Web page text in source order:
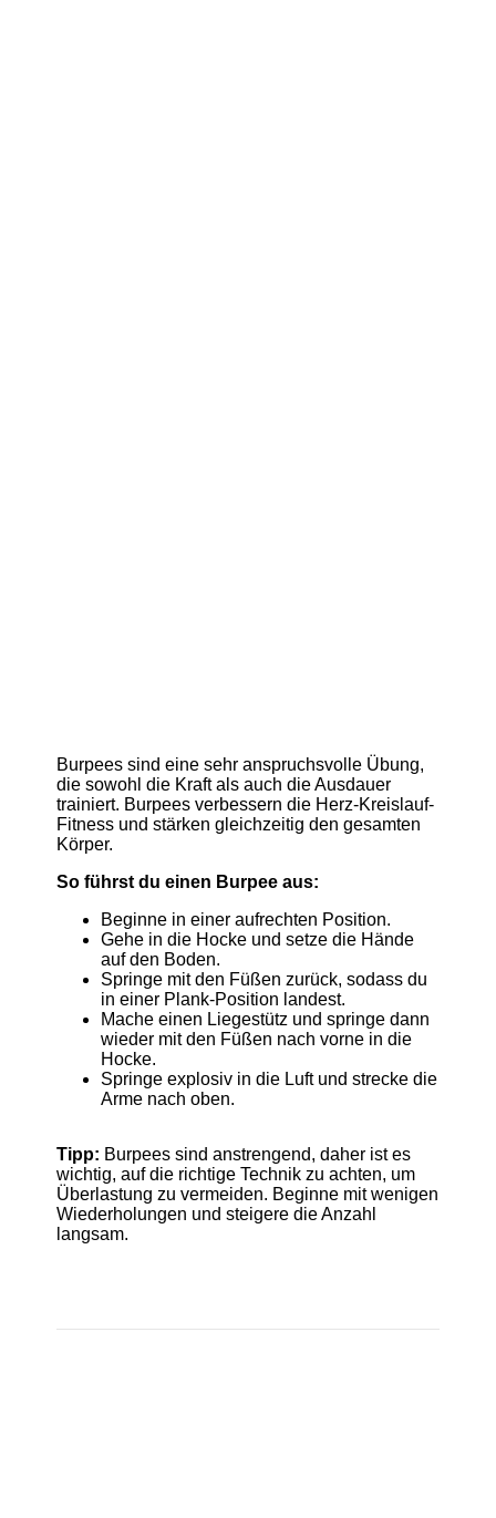
Burpees sind eine sehr anspruchsvolle Übung,
die sowohl die Kraft als auch die Ausdauer
trainiert. Burpees verbessern die Herz-Kreislauf-
Fitness und stärken gleichzeitig den gesamten
Körper.
So führst du einen Burpee aus:
Beginne in einer aufrechten Position.
Gehe in die Hocke und setze die Hände
auf den Boden.
Springe mit den Füßen zurück, sodass du
in einer Plank-Position landest.
Mache einen Liegestütz und springe dann
wieder mit den Füßen nach vorne in die
Hocke.
Springe explosiv in die Luft und strecke die
Arme nach oben.
Tipp: Burpees sind anstrengend, daher ist es
wichtig, auf die richtige Technik zu achten, um
Überlastung zu vermeiden. Beginne mit wenigen
Wiederholungen und steigere die Anzahl
langsam.